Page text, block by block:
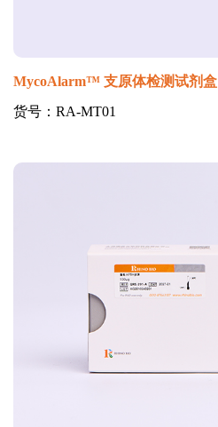
MycoAlarm™ 支原体检测试剂盒
货号：RA-MT01